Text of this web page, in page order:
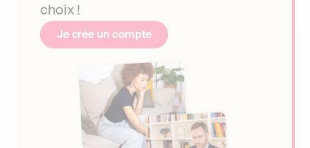
choix !
Je crée un compte